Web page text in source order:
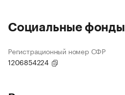
Социальные фонды
Регистрационный номер СФР
1206854224